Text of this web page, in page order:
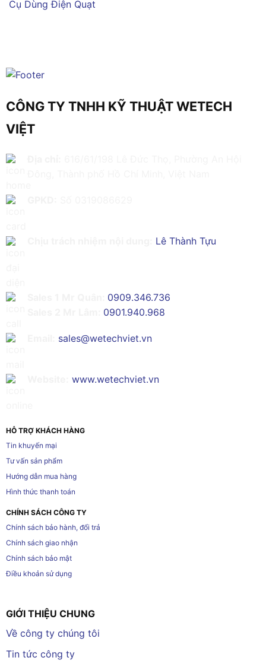
Cụ Dùng Điện Quạt
CÔNG TY TNHH KỸ THUẬT WETECH
VIỆT
Lê Thành Tựu
0909.346.736
0901.940.968
sales@wetechviet.vn
www.wetechviet.vn
HỖ TRỢ KHÁCH HÀNG
Tin khuyến mại
Tư vấn sản phẩm
Hướng dẫn mua hàng
Hình thức thanh toán
CHÍNH SÁCH CÔNG TY
Chính sách bảo hành, đổi trả
Chính sách giao nhận
Chính sách bảo mật
Điều khoản sử dụng
GIỚI THIỆU CHUNG
Về công ty chúng tôi
Tin tức công ty